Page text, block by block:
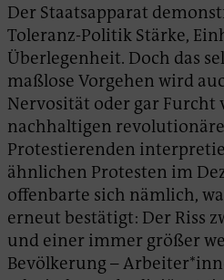
Der Staatsapparat
Toleranz-Politik Stärke,
Überlegenheit. Doch das
maßlose Vorgehen wird
Nervosität oder gar Furcht
nachhaltigen
Protestierenden
ähnlichen Protesten im
offenbarte sich nämlich,
erneut bestätigt: Der Riss
und einer immer größer
Bevölkerung –